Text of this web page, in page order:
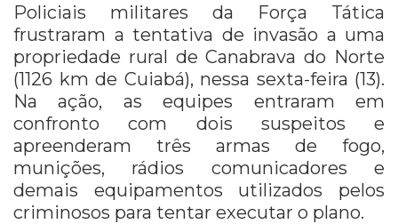
Policiais militares da Força Tática
frustraram a tentativa de invasão a uma
propriedade rural de Canabrava do Norte
(1126 km de Cuiabá), nessa sexta-feira (13).
Na ação, as equipes entraram em
confronto com dois suspeitos e
apreenderam três armas de fogo,
munições, rádios comunicadores e
demais equipamentos utilizados pelos
criminosos para tentar executar o plano.